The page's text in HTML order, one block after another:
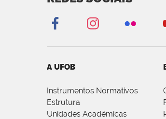
A UFOB
Instrumentos Normativos
Estrutura
Unidades Acadêmicas